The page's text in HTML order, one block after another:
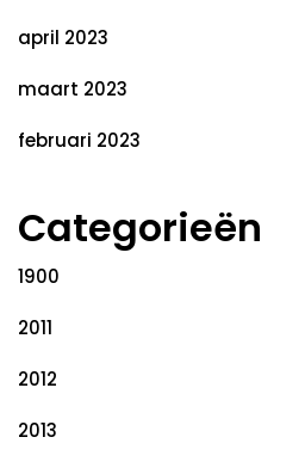
april 2023
maart 2023
februari 2023
Categorieën
1900
2011
2012
2013